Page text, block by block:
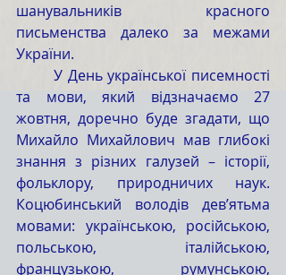
шанувальників красного
письменства далеко за межами
України.
та мови, який відзначаємо 27
жовтня, доречно буде згадати, що
Михайло Михайлович мав глибокі
знання з різних галузей – історії,
фольклору, природничих наук.
Коцюбинський володів дев’ятьма
мовами: українською, російською,
польською, італійською,
французькою, румунською,